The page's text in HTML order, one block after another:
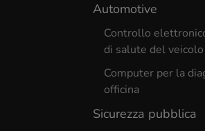
Automotive
Controllo
di salute del veicolo
Computer per la
officina
Sicurezza pubblica